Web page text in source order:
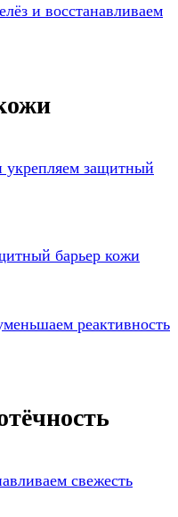
и восстанавливаем
укрепляем защитный
барьер кожи
реактивность
свежесть